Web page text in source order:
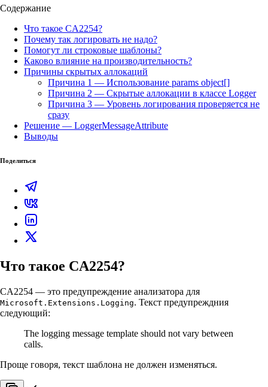
Содержание
Что такое CA2254?
Почему так логировать не надо?
Помогут ли строковые шаблоны?
Каково влияние на производительность?
Причины скрытых аллокаций
Причина 1 — Использование params object[]
Причина 2 — Скрытые аллокации в классе Logger
Причина 3 — Уровень логирования проверяется не
сразу
Решение — LoggerMessageAttribute
Выводы
Поделиться
Что такое CA2254?
CA2254 — это предупреждение анализатора для
Microsoft.Extensions.Logging. Текст предупреждния
следующий:
The logging message template should not vary between
calls.
Проще говоря, текст шаблона не должен изменяться.